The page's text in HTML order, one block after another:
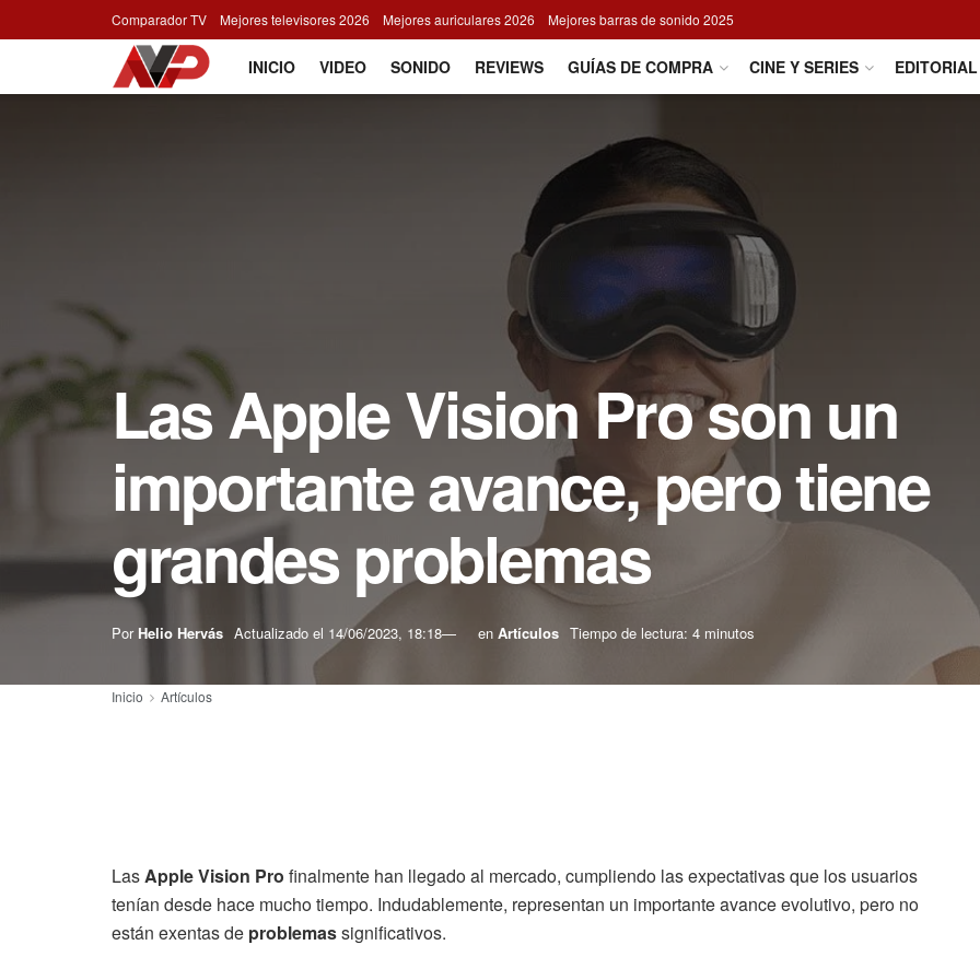
Comparador TV Mejores televisores 2026 Mejores auriculares 2026 Mejores barras de sonido 2025
INICIO VIDEO SONIDO REVIEWS GUÍAS DE COMPRA CINE Y SERIES EDITORIAL
Las Apple Vision Pro son un
importante avance, pero tiene
grandes problemas
Por Helio Hervás Actualizado el 14/06/2023, 18:18 en Artículos Tiempo de lectura: 4 minutos
Inicio Artículos
LasApple Vision Pro finalmente han llegado al mercado, cumpliendo las expectativas que los usuarios
tenían desde hace mucho tiempo. Indudablemente, representan un importante avance evolutivo, pero no
están exentas de problemassignificativos.